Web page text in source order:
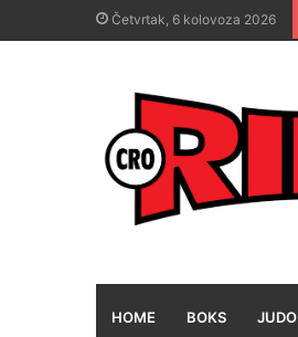
Četvrtak, 6 kolovoza 2026
HOME BOKS JUDO